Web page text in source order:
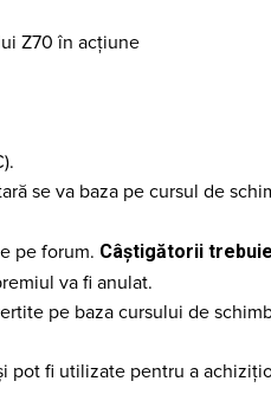
Z70 în acțiune
se va baza pe cursul de
pe forum. Câștigătorii
va fi anulat.
pe baza cursului de
pot fi utilizate pentru a